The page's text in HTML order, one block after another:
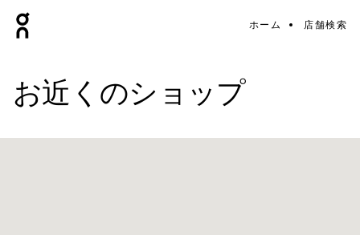
ホーム 店舗検索
お近くのショップ